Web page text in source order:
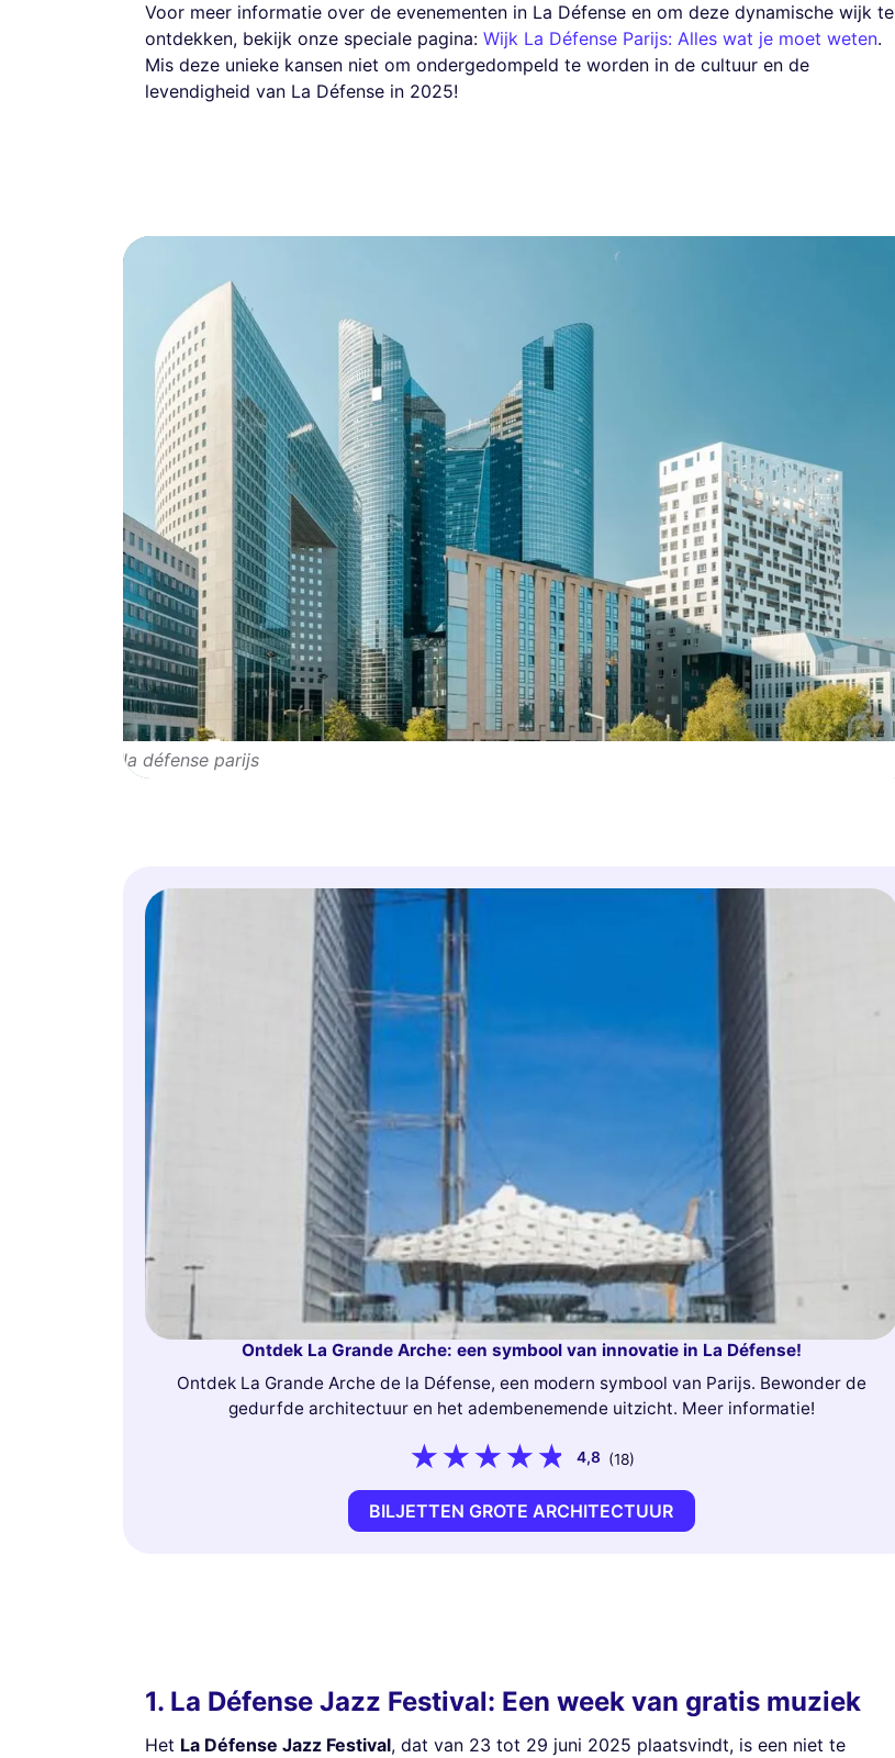
Voor meer informatie over de evenementen in La Défense en om deze dynamische wijk te
ontdekken, bekijk onze speciale pagina: Wijk La Défense Parijs: Alles wat je moet weten.
Mis deze unieke kansen niet om ondergedompeld te worden in de cultuur en de
levendigheid van La Défense in 2025!
la défense parijs
Ontdek La Grande Arche: een symbool van innovatie in La Défense!
Ontdek La Grande Arche de la Défense, een modern symbool van Parijs. Bewonder de
gedurfde architectuur en het adembenemende uitzicht. Meer informatie!
4,8 (18)
BILJETTEN GROTE ARCHITECTUUR
1. La Défense Jazz Festival: Een week van gratis muziek
Het La Défense Jazz Festival, dat van 23 tot 29 juni 2025 plaatsvindt, is een niet te